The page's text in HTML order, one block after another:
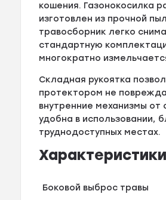
кошения. Газонокосилка
изготовлен из прочной
травосборник легко
стандартную
многократно
Складная рукоятка
протектором не
внутренние механизмы от
удобна в использовании,
труднодоступных местах.
Характеристики
Боковой выброс травы